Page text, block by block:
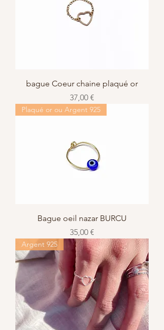
bague Coeur chaine plaqué or
Prix
37,00 €
Plaqué or ou Argent 925
Bague oeil nazar BURCU
Prix
35,00 €
Argent 925